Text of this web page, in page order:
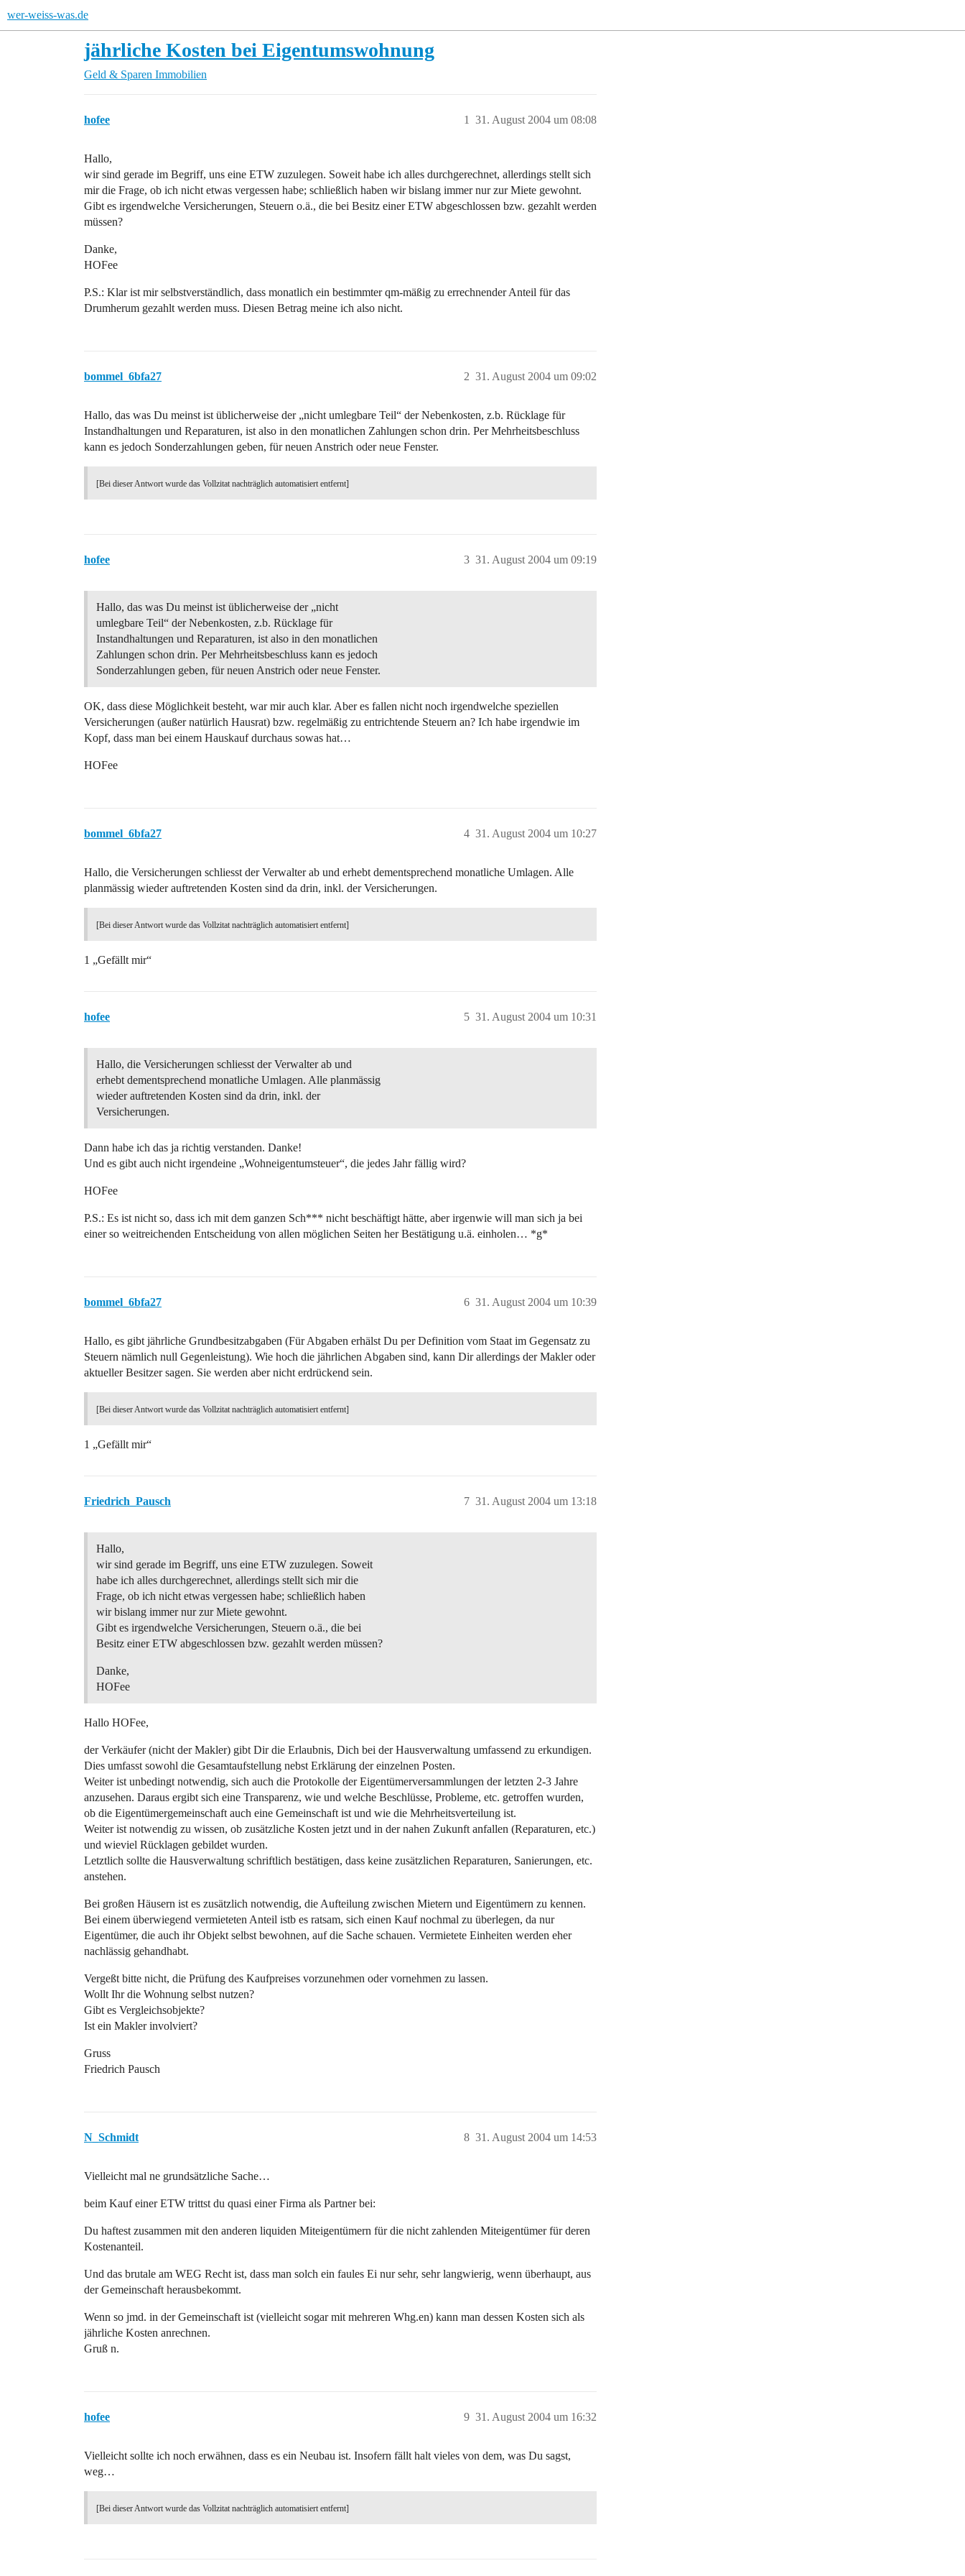
wer-weiss-was.de
jährliche Kosten bei Eigentumswohnung
Geld & Sparen Immobilien
hofee 31. August 2004 um 08:08
1
Hallo,
wir sind gerade im Begriff, uns eine ETW zuzulegen. Soweit habe ich alles durchgerechnet, allerdings stellt sich
mir die Frage, ob ich nicht etwas vergessen habe; schließlich haben wir bislang immer nur zur Miete gewohnt.
Gibt es irgendwelche Versicherungen, Steuern o.ä., die bei Besitz einer ETW abgeschlossen bzw. gezahlt werden
müssen?
Danke,
HOFee
P.S.: Klar ist mir selbstverständlich, dass monatlich ein bestimmter qm-mäßig zu errechnender Anteil für das
Drumherum gezahlt werden muss. Diesen Betrag meine ich also nicht.
bommel_6bfa27 31. August 2004 um 09:02
2
Hallo, das was Du meinst ist üblicherweise der „nicht umlegbare Teil“ der Nebenkosten, z.b. Rücklage für
Instandhaltungen und Reparaturen, ist also in den monatlichen Zahlungen schon drin. Per Mehrheitsbeschluss
kann es jedoch Sonderzahlungen geben, für neuen Anstrich oder neue Fenster.
[Bei dieser Antwort wurde das Vollzitat nachträglich automatisiert entfernt]
hofee 31. August 2004 um 09:19
3
Hallo, das was Du meinst ist üblicherweise der „nicht
umlegbare Teil“ der Nebenkosten, z.b. Rücklage für
Instandhaltungen und Reparaturen, ist also in den monatlichen
Zahlungen schon drin. Per Mehrheitsbeschluss kann es jedoch
Sonderzahlungen geben, für neuen Anstrich oder neue Fenster.
OK, dass diese Möglichkeit besteht, war mir auch klar. Aber es fallen nicht noch irgendwelche speziellen
Versicherungen (außer natürlich Hausrat) bzw. regelmäßig zu entrichtende Steuern an? Ich habe irgendwie im
Kopf, dass man bei einem Hauskauf durchaus sowas hat…
HOFee
bommel_6bfa27 31. August 2004 um 10:27
4
Hallo, die Versicherungen schliesst der Verwalter ab und erhebt dementsprechend monatliche Umlagen. Alle
planmässig wieder auftretenden Kosten sind da drin, inkl. der Versicherungen.
[Bei dieser Antwort wurde das Vollzitat nachträglich automatisiert entfernt]
1 „Gefällt mir“
hofee 31. August 2004 um 10:31
5
Hallo, die Versicherungen schliesst der Verwalter ab und
erhebt dementsprechend monatliche Umlagen. Alle planmässig
wieder auftretenden Kosten sind da drin, inkl. der
Versicherungen.
Dann habe ich das ja richtig verstanden. Danke!
Und es gibt auch nicht irgendeine „Wohneigentumsteuer“, die jedes Jahr fällig wird?
HOFee
P.S.: Es ist nicht so, dass ich mit dem ganzen Sch*** nicht beschäftigt hätte, aber irgenwie will man sich ja bei
einer so weitreichenden Entscheidung von allen möglichen Seiten her Bestätigung u.ä. einholen… *g*
bommel_6bfa27 31. August 2004 um 10:39
6
Hallo, es gibt jährliche Grundbesitzabgaben (Für Abgaben erhälst Du per Definition vom Staat im Gegensatz zu
Steuern nämlich null Gegenleistung). Wie hoch die jährlichen Abgaben sind, kann Dir allerdings der Makler oder
aktueller Besitzer sagen. Sie werden aber nicht erdrückend sein.
[Bei dieser Antwort wurde das Vollzitat nachträglich automatisiert entfernt]
1 „Gefällt mir“
Friedrich_Pausch 31. August 2004 um 13:18
7
Hallo,
wir sind gerade im Begriff, uns eine ETW zuzulegen. Soweit
habe ich alles durchgerechnet, allerdings stellt sich mir die
Frage, ob ich nicht etwas vergessen habe; schließlich haben
wir bislang immer nur zur Miete gewohnt.
Gibt es irgendwelche Versicherungen, Steuern o.ä., die bei
Besitz einer ETW abgeschlossen bzw. gezahlt werden müssen?
Danke,
HOFee
Hallo HOFee,
der Verkäufer (nicht der Makler) gibt Dir die Erlaubnis, Dich bei der Hausverwaltung umfassend zu erkundigen.
Dies umfasst sowohl die Gesamtaufstellung nebst Erklärung der einzelnen Posten.
Weiter ist unbedingt notwendig, sich auch die Protokolle der Eigentümerversammlungen der letzten 2-3 Jahre
anzusehen. Daraus ergibt sich eine Transparenz, wie und welche Beschlüsse, Probleme, etc. getroffen wurden,
ob die Eigentümergemeinschaft auch eine Gemeinschaft ist und wie die Mehrheitsverteilung ist.
Weiter ist notwendig zu wissen, ob zusätzliche Kosten jetzt und in der nahen Zukunft anfallen (Reparaturen, etc.)
und wieviel Rücklagen gebildet wurden.
Letztlich sollte die Hausverwaltung schriftlich bestätigen, dass keine zusätzlichen Reparaturen, Sanierungen, etc.
anstehen.
Bei großen Häusern ist es zusätzlich notwendig, die Aufteilung zwischen Mietern und Eigentümern zu kennen.
Bei einem überwiegend vermieteten Anteil istb es ratsam, sich einen Kauf nochmal zu überlegen, da nur
Eigentümer, die auch ihr Objekt selbst bewohnen, auf die Sache schauen. Vermietete Einheiten werden eher
nachlässig gehandhabt.
Vergeßt bitte nicht, die Prüfung des Kaufpreises vorzunehmen oder vornehmen zu lassen.
Wollt Ihr die Wohnung selbst nutzen?
Gibt es Vergleichsobjekte?
Ist ein Makler involviert?
Gruss
Friedrich Pausch
N_Schmidt 31. August 2004 um 14:53
8
Vielleicht mal ne grundsätzliche Sache…
beim Kauf einer ETW trittst du quasi einer Firma als Partner bei:
Du haftest zusammen mit den anderen liquiden Miteigentümern für die nicht zahlenden Miteigentümer für deren
Kostenanteil.
Und das brutale am WEG Recht ist, dass man solch ein faules Ei nur sehr, sehr langwierig, wenn überhaupt, aus
der Gemeinschaft herausbekommt.
Wenn so jmd. in der Gemeinschaft ist (vielleicht sogar mit mehreren Whg.en) kann man dessen Kosten sich als
jährliche Kosten anrechnen.
Gruß n.
hofee 31. August 2004 um 16:32
9
Vielleicht sollte ich noch erwähnen, dass es ein Neubau ist. Insofern fällt halt vieles von dem, was Du sagst,
weg…
[Bei dieser Antwort wurde das Vollzitat nachträglich automatisiert entfernt]